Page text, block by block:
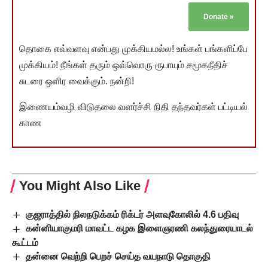
Donate »
தொகை எவ்வளவு என்பது முக்கியமல்ல! உங்கள் பங்களிப்பே
முக்கியம்! நீங்கள் தரும் ஒவ்வொரு ரூபாயும் சமூகநீதிச்
சுடரை ஒளிர வைக்கும். நன்றி!
இணையம்வழி விடுதலை வளர்ச்சி நிதி தந்தவர்கள் பட்டியல்
காண
You Might Also Like
குஜராத்தில் நிலநடுக்கம் ரிக்டர் அளவுகோலில் 4.6 பதிவு
கன்னியாகுமரி மாவட்ட கழக இளைஞரணி கலந்துரையாடல்
கூட்டம்
தன்னை வெற்றி பெறச் செய்த வயநாடு தொகுதி